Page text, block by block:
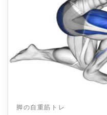
脚の自重筋トレ